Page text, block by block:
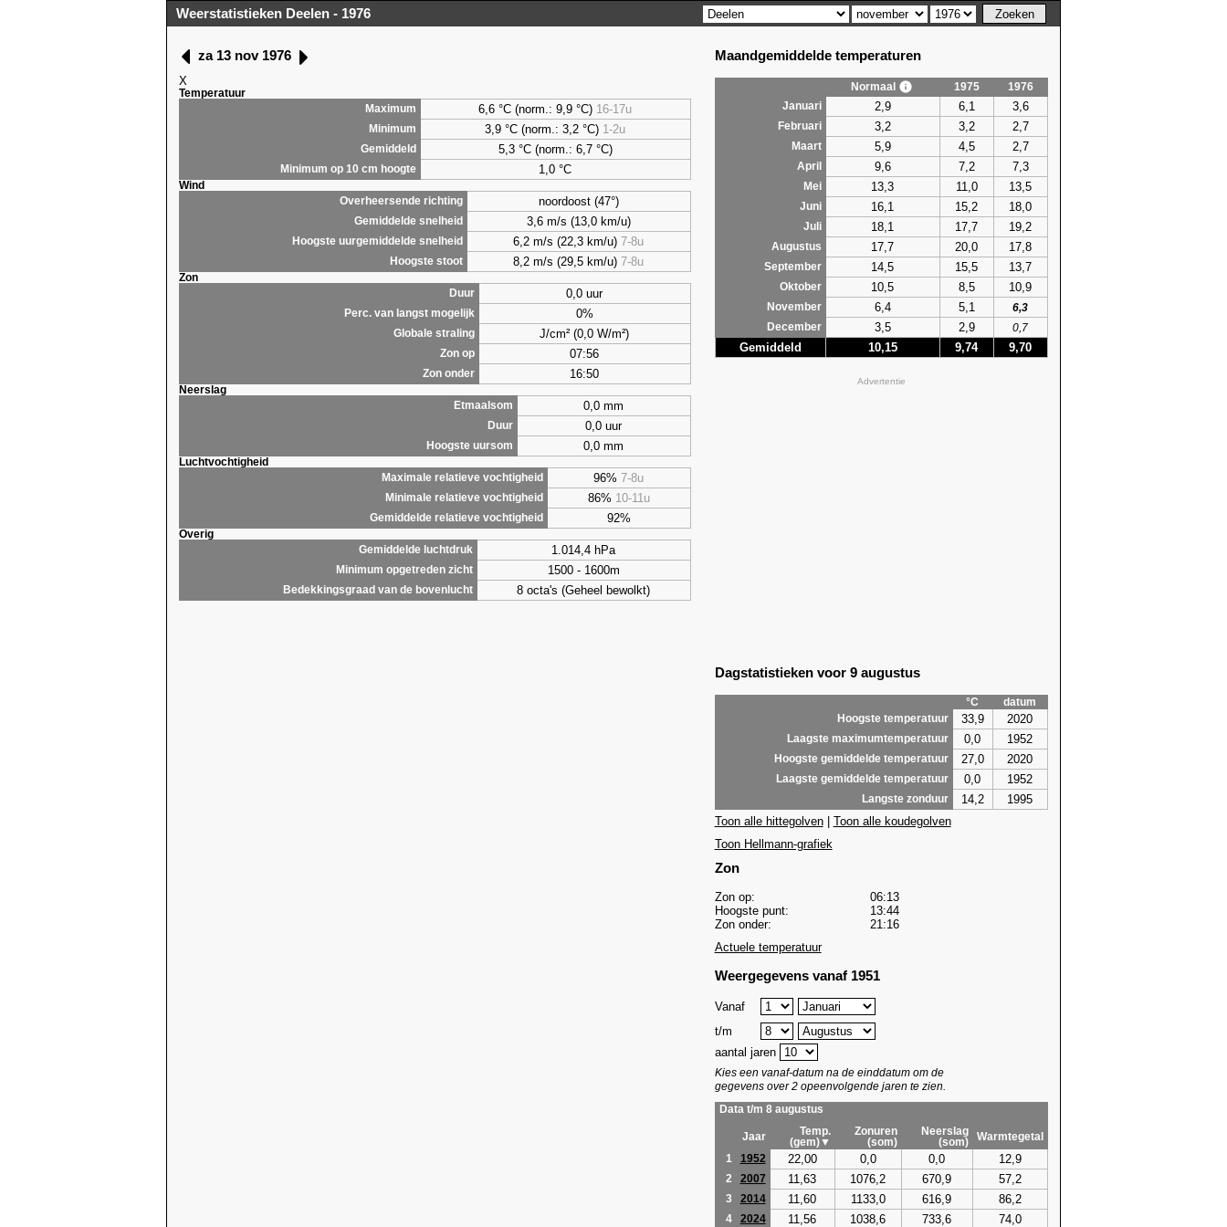
Weerstatistieken Deelen - 1976
za 13 nov 1976
X
Temperatuur
Maximum
6,6 °C (norm.: 9,9 °C) 16-17u
Minimum 3,9 °C (norm.: 3,2 °C) 1-2u
Gemiddeld 5,3 °C (norm.: 6,7 °C)
Minimum op 10 cm hoogte 1,0 °C
Wind
Overheersende richting
noordoost (47°)
Gemiddelde snelheid 3,6 m/s (13,0 km/u)
Hoogste uurgemiddelde snelheid 6,2 m/s (22,3 km/u)7-8u
Hoogste stoot 8,2 m/s (29,5 km/u)7-8u
Zon
Duur
0,0 uur
Perc. van langst mogelijk 0%
Globale straling J/cm² (0,0 W/m²)
Zon op 07:56
Zon onder 16:50
Neerslag
Etmaalsom
0,0 mm
Duur 0,0 uur
Hoogste uursom 0,0 mm
Luchtvochtigheid
Maximale relatieve vochtigheid
96%7-8u
Minimale relatieve vochtigheid 86% 10-11u
Gemiddelde relatieve vochtigheid 92%
Overig
Gemiddelde luchtdruk
1.014,4 hPa
Minimum opgetreden zicht 1500 - 1600m
Bedekkingsgraad van de bovenlucht 8 octa's (Geheel bewolkt)
Maandgemiddelde temperaturen
Normaal 1975
1976
Januari
2,9 6,1 3,6
Februari 3,2 3,2 2,7
Maart 5,9 4,5 2,7
April 9,6 7,2 7,3
Mei 13,3 11,0 13,5
Juni 16,1 15,2 18,0
Juli 18,1 17,7 19,2
Augustus 17,7 20,0 17,8
September 14,5 15,5 13,7
Oktober 10,5 8,5 10,9
November 6,4 5,1
6,3
December
3,5 2,9 0,7
Gemiddeld 10,15 9,74 9,70
Advertentie
Dagstatistieken voor 9 augustus
°C
datum
Hoogste temperatuur
33,9 2020
Laagste maximumtemperatuur 0,0 1952
Hoogste gemiddelde temperatuur 27,0 2020
Laagste gemiddelde temperatuur 0,0 1952
Langste zonduur 14,2
1995
Toon alle hittegolven| Toon alle koudegolven
Toon Hellmann-grafiek
Zon
Zon op:
06:13
Hoogste punt:
13:44
Zon onder:
21:16
Actuele temperatuur
Weergegevens vanaf 1951
Vanaf
t/m
aantal jaren
Kies een vanaf-datum na de einddatum om de
gegevens over 2 opeenvolgende jaren te zien.
Data t/m 8 augustus
Jaar
Temp.
(gem)▼
Zonuren
(som)
Neerslag
(som)
Warmtegetal
1
1952 22,00 0,0 0,0 12,9
2 2007 11,63 1076,2 670,9 57,2
3 2014 11,60 1133,0 616,9 86,2
4 2024 11,56 1038,6 733,6 74,0